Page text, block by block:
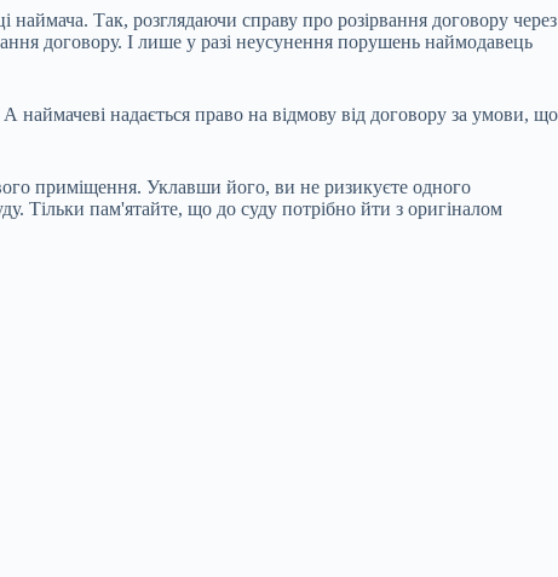
Так, розглядаючи справу про розірвання договору через
договору. І лише у разі неусунення порушень наймодавець
надається право на відмову від договору за умови, що
приміщення. Уклавши його, ви не ризикуєте одного
Тільки пам'ятайте, що до суду потрібно йти з оригіналом